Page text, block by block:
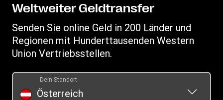
Geldtransfer nachverfolgen
Standorte finden
App herunterladen
Auflistung der Transaktionshistorie
Datenschutzerklärung
Weltweiter Geldtransfer
Senden Sie online Geld in 200 Länder und
Regionen mit Hunderttausenden Western
Union Vertriebsstellen.
Österreich
Dein Standort